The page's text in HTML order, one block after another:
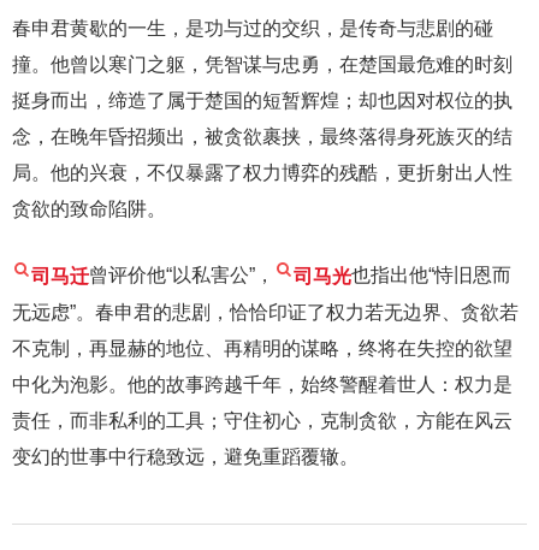
春申君黄歇的一生，是功与过的交织，是传奇与悲剧的碰
撞。他曾以寒门之躯，凭智谋与忠勇，在楚国最危难的时刻
挺身而出，缔造了属于楚国的短暂辉煌；却也因对权位的执
念，在晚年昏招频出，被贪欲裹挟，最终落得身死族灭的结
局。他的兴衰，不仅暴露了权力博弈的残酷，更折射出人性
贪欲的致命陷阱。
司马迁曾评价他“以私害公”， 司马光也指出他“恃旧恩而
无远虑”。春申君的悲剧，恰恰印证了权力若无边界、贪欲若
不克制，再显赫的地位、再精明的谋略，终将在失控的欲望
中化为泡影。他的故事跨越千年，始终警醒着世人：权力是
责任，而非私利的工具；守住初心，克制贪欲，方能在风云
变幻的世事中行稳致远，避免重蹈覆辙。